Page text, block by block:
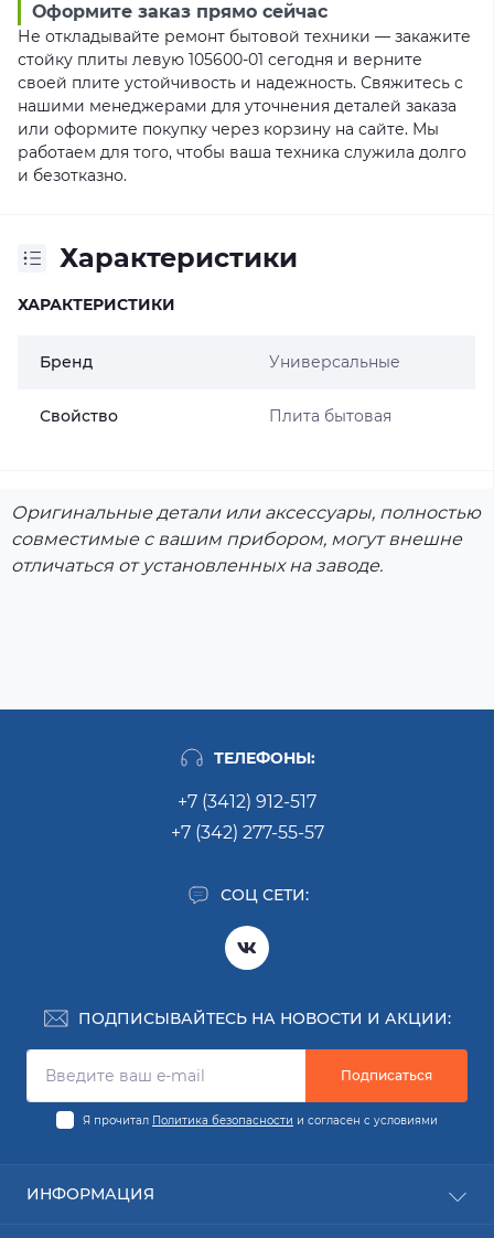
Оформите заказ прямо сейчас
Не откладывайте ремонт бытовой техники — закажите
стойку плиты левую 105600-01 сегодня и верните
своей плите устойчивость и надежность. Свяжитесь с
нашими менеджерами для уточнения деталей заказа
или оформите покупку через корзину на сайте. Мы
работаем для того, чтобы ваша техника служила долго
и безотказно.
Характеристики
ХАРАКТЕРИСТИКИ
Бренд Универсальные
Свойство Плита бытовая
Оригинальные детали или аксессуары, полностью
совместимые с вашим прибором, могут внешне
отличаться от установленных на заводе.
ТЕЛЕФОНЫ:
+7 (3412) 912-517
+7 (342) 277-55-57
СОЦ СЕТИ:
ПОДПИСЫВАЙТЕСЬ НА НОВОСТИ И АКЦИИ:
Подписаться
Я прочитал Политика безопасности и согласен с условиями
ИНФОРМАЦИЯ